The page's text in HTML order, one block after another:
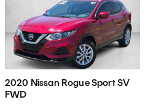
2020 Nissan Rogue Sport SV
FWD